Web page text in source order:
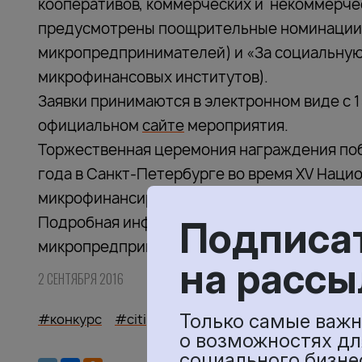
кооперативов, коммерческих и
предусмотрены поощрительные
микропредпринимателей) и «За
микрофинансовых институтов).
Заявки принимаются в электронном виде с
официальном сайте мероприятия.
Торжественная церемония награждения
года в Санкт-Петербурге во время XV
микрофинансированию и финансовой
Подробная информация о глобальной
микропредпринимательства» доступна на
2 СЕНТЯБРЯ 2016
#конкурс #citi #микрофинансирование
на
Только самые
о возможностях